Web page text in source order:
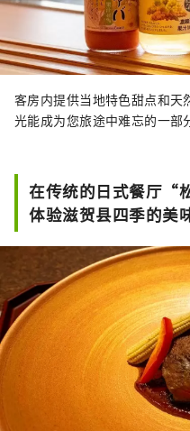
客房内提供当地特色甜点和天
光能成为您旅途中难忘的一部
在传统的日式餐厅“
体验滋贺县四季的美味